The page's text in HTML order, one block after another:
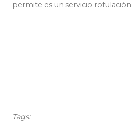
permite es un servicio rotulación
Tags: